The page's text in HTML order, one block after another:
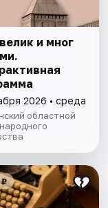
и мног
2026 • среда
областной
₽